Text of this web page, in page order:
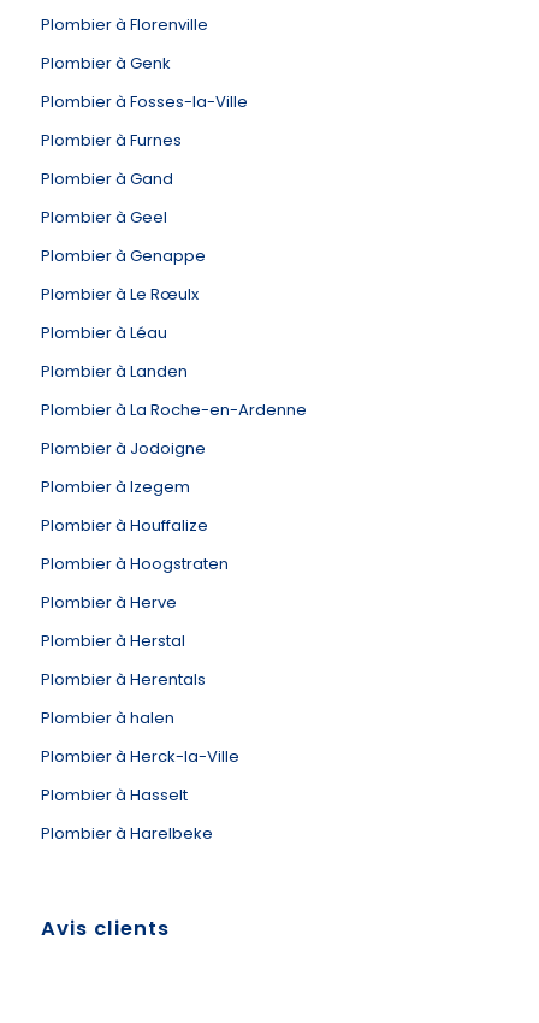
Plombier à Florenville
Plombier à Genk
Plombier à Fosses-la-Ville
Plombier à Furnes
Plombier à Gand
Plombier à Geel
Plombier à Genappe
Plombier à Le Rœulx
Plombier à Léau
Plombier à Landen
Plombier à La Roche-en-Ardenne
Plombier à Jodoigne
Plombier à Izegem
Plombier à Houffalize
Plombier à Hoogstraten
Plombier à Herve
Plombier à Herstal
Plombier à Herentals
Plombier à halen
Plombier à Herck-la-Ville
Plombier à Hasselt
Plombier à Harelbeke
Avis clients